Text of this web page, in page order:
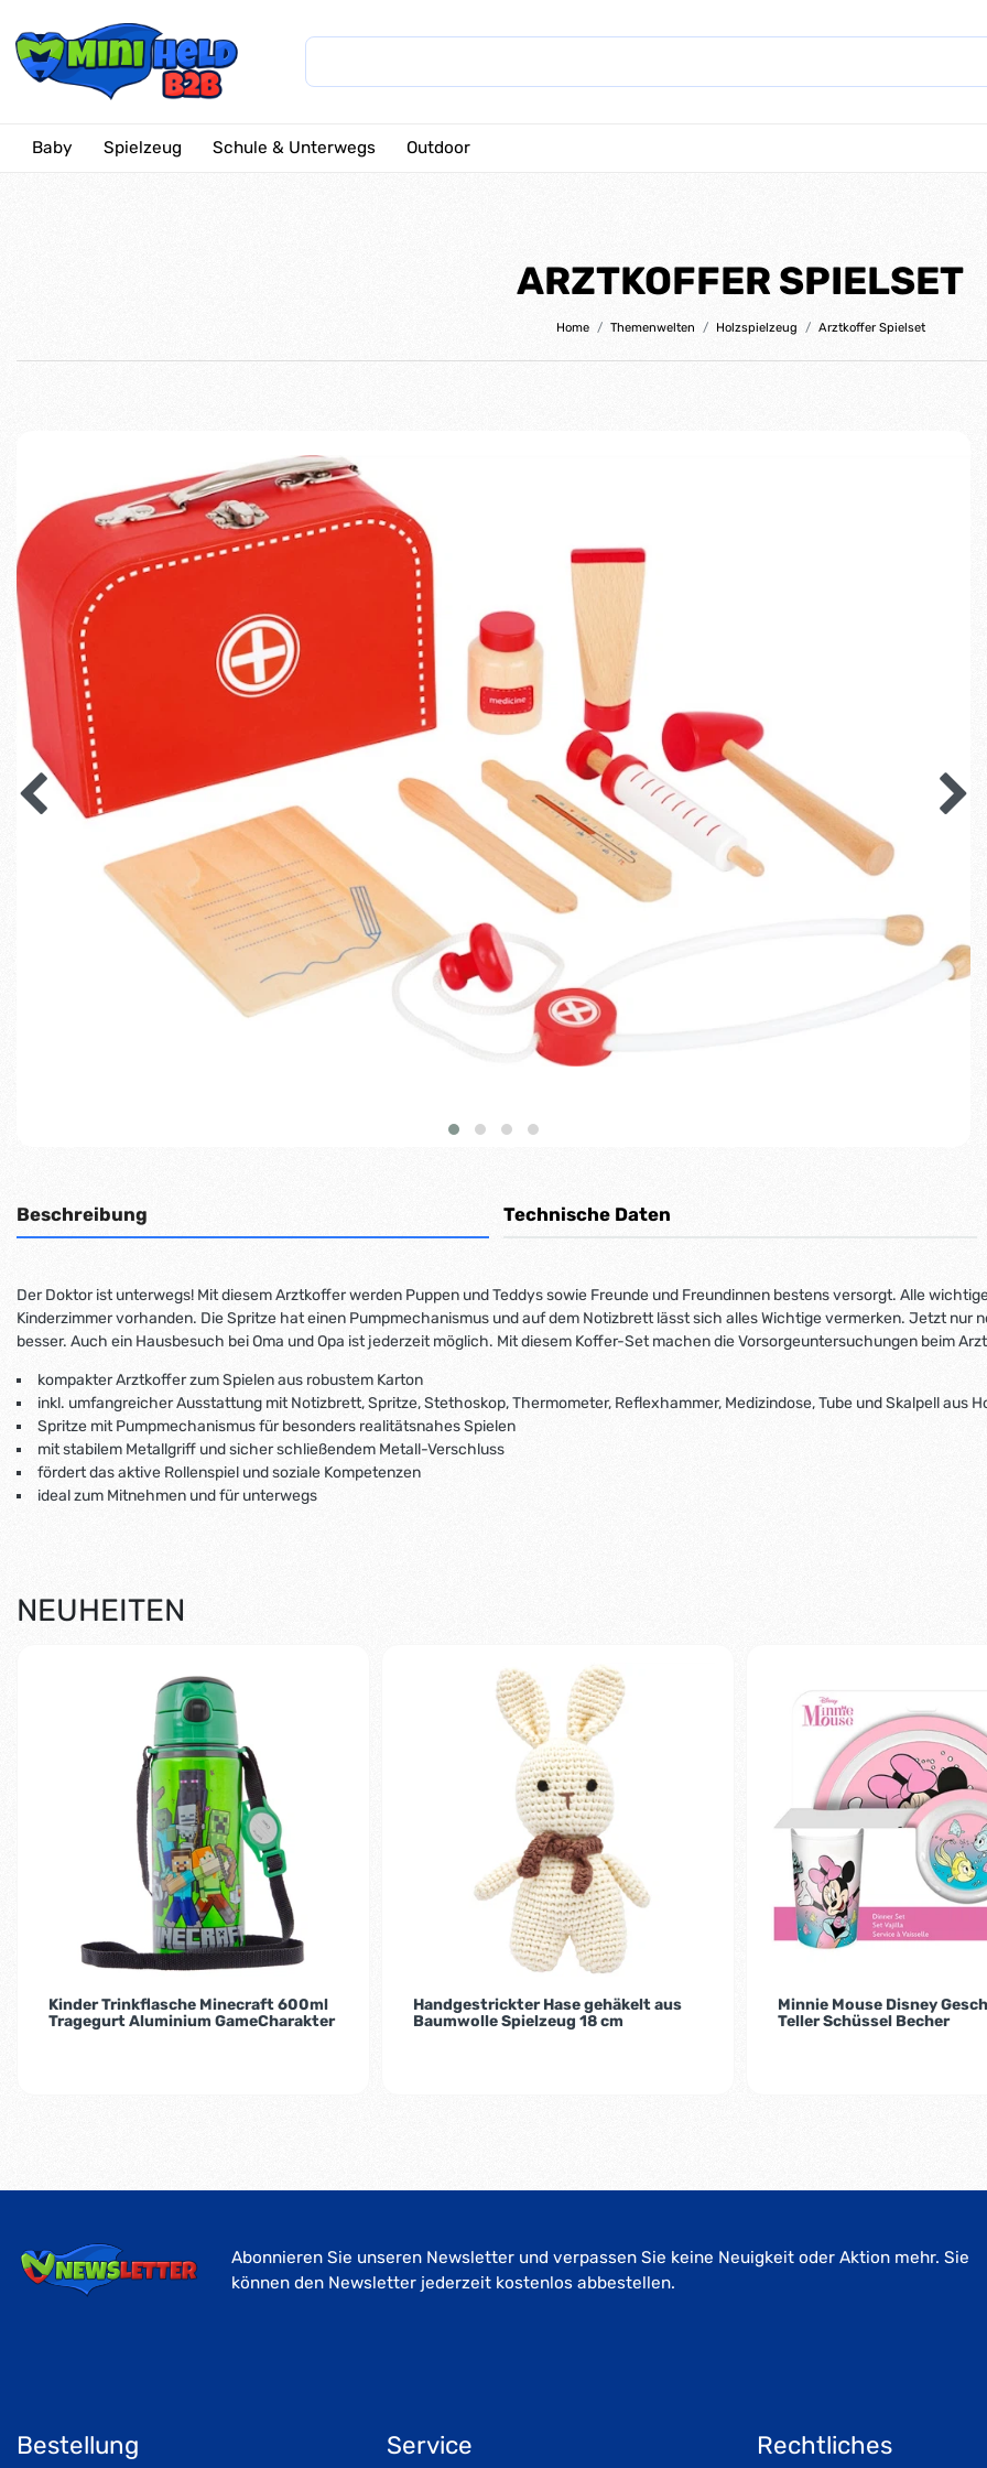
Baby Spielzeug Schule & Unterwegs Outdoor
ARZTKOFFER SPIELSET
Home Themenwelten Holzspielzeug Arztkoffer Spielset
Beschreibung Technische Daten
Der Doktor ist unterwegs! Mit diesem Arztkoffer werden Puppen und Teddys sowie Freunde und Freundinnen bestens versorgt. Alle
Kinderzimmer vorhanden. Die Spritze hat einen Pumpmechanismus und auf dem Notizbrett lässt sich alles Wichtige vermerken. Jetzt nur
besser. Auch ein Hausbesuch bei Oma und Opa ist jederzeit möglich. Mit diesem Koffer-Set machen die Vorsorgeuntersuchungen beim
kompakter Arztkoffer zum Spielen aus robustem Karton
inkl. umfangreicher Ausstattung mit Notizbrett, Spritze, Stethoskop, Thermometer, Reflexhammer, Medizindose, Tube und Skalpell aus
Spritze mit Pumpmechanismus für besonders realitätsnahes Spielen
mit stabilem Metallgriff und sicher schließendem Metall-Verschluss
fördert das aktive Rollenspiel und soziale Kompetenzen
ideal zum Mitnehmen und für unterwegs
NEUHEITEN
Kinder Trinkflasche Minecraft 600ml
Tragegurt Aluminium GameCharakter
Handgestrickter Hase gehäkelt aus
Baumwolle Spielzeug 18 cm
Minnie Mouse Disney
Teller Schüssel Becher
Abonnieren Sie unseren Newsletter und verpassen Sie keine Neuigkeit oder Aktion mehr. Sie
können den Newsletter jederzeit kostenlos abbestellen.
Bestellung Service Rechtliches